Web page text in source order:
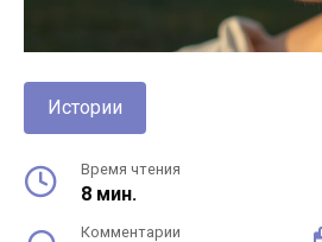
Истории
Время чтения
8 мин.
Комментарии